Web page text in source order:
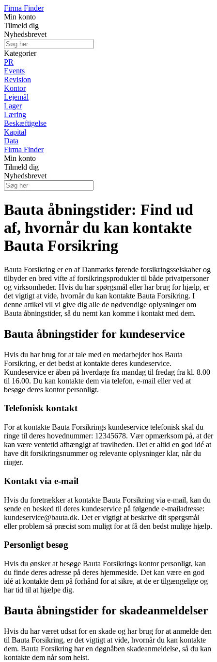
Firma Finder
Min konto
Tilmeld dig
Nyhedsbrevet
Kategorier
PR
Events
Revision
Kontor
Lejemål
Lager
Læring
Beskæftigelse
Kapital
Data
Firma Finder
Min konto
Tilmeld dig
Nyhedsbrevet
Bauta åbningstider: Find ud
af, hvornår du kan kontakte
Bauta Forsikring
Bauta Forsikring er en af Danmarks førende forsikringsselskaber og
tilbyder en bred vifte af forsikringsprodukter til både privatpersoner
og virksomheder. Hvis du har spørgsmål eller har brug for hjælp, er
det vigtigt at vide, hvornår du kan kontakte Bauta Forsikring. I
denne artikel vil vi give dig alle de nødvendige oplysninger om
Bauta åbningstider, så du nemt kan komme i kontakt med dem.
Bauta åbningstider for kundeservice
Hvis du har brug for at tale med en medarbejder hos Bauta
Forsikring, er det bedst at kontakte deres kundeservice.
Kundeservice er åben på hverdage fra mandag til fredag ​​fra kl. 8.00
til 16.00. Du kan kontakte dem via telefon, e-mail eller ved at
besøge deres kontor personligt.
Telefonisk kontakt
For at kontakte Bauta Forsikrings kundeservice telefonisk skal du
ringe til deres hovednummer: 12345678. Vær opmærksom på, at der
kan være ventetid afhængigt af travlheden. Det er altid en god idé at
have dit forsikringsnummer og relevante oplysninger klar, når du
ringer.
Kontakt via e-mail
Hvis du foretrækker at kontakte Bauta Forsikring via e-mail, kan du
sende en besked til deres kundeservice på følgende e-mailadresse:
kundeservice@bauta.dk. Det er vigtigt at beskrive dit spørgsmål
eller problem så præcist som muligt for at få den bedst mulige hjælp.
Personligt besøg
Hvis du ønsker at besøge Bauta Forsikrings kontor personligt, kan
du finde deres adresse på deres hjemmeside. Det kan være en god
idé at kontakte dem på forhånd for at sikre, at de er tilgængelige og
har tid til at hjælpe dig.
Bauta åbningstider for skadeanmeldelser
Hvis du har været udsat for en skade og har brug for at anmelde den
til Bauta Forsikring, er det vigtigt at vide, hvornår du kan kontakte
dem. Bauta Forsikring har en døgnåben skadeanmeldelse, så du kan
kontakte dem når som helst.